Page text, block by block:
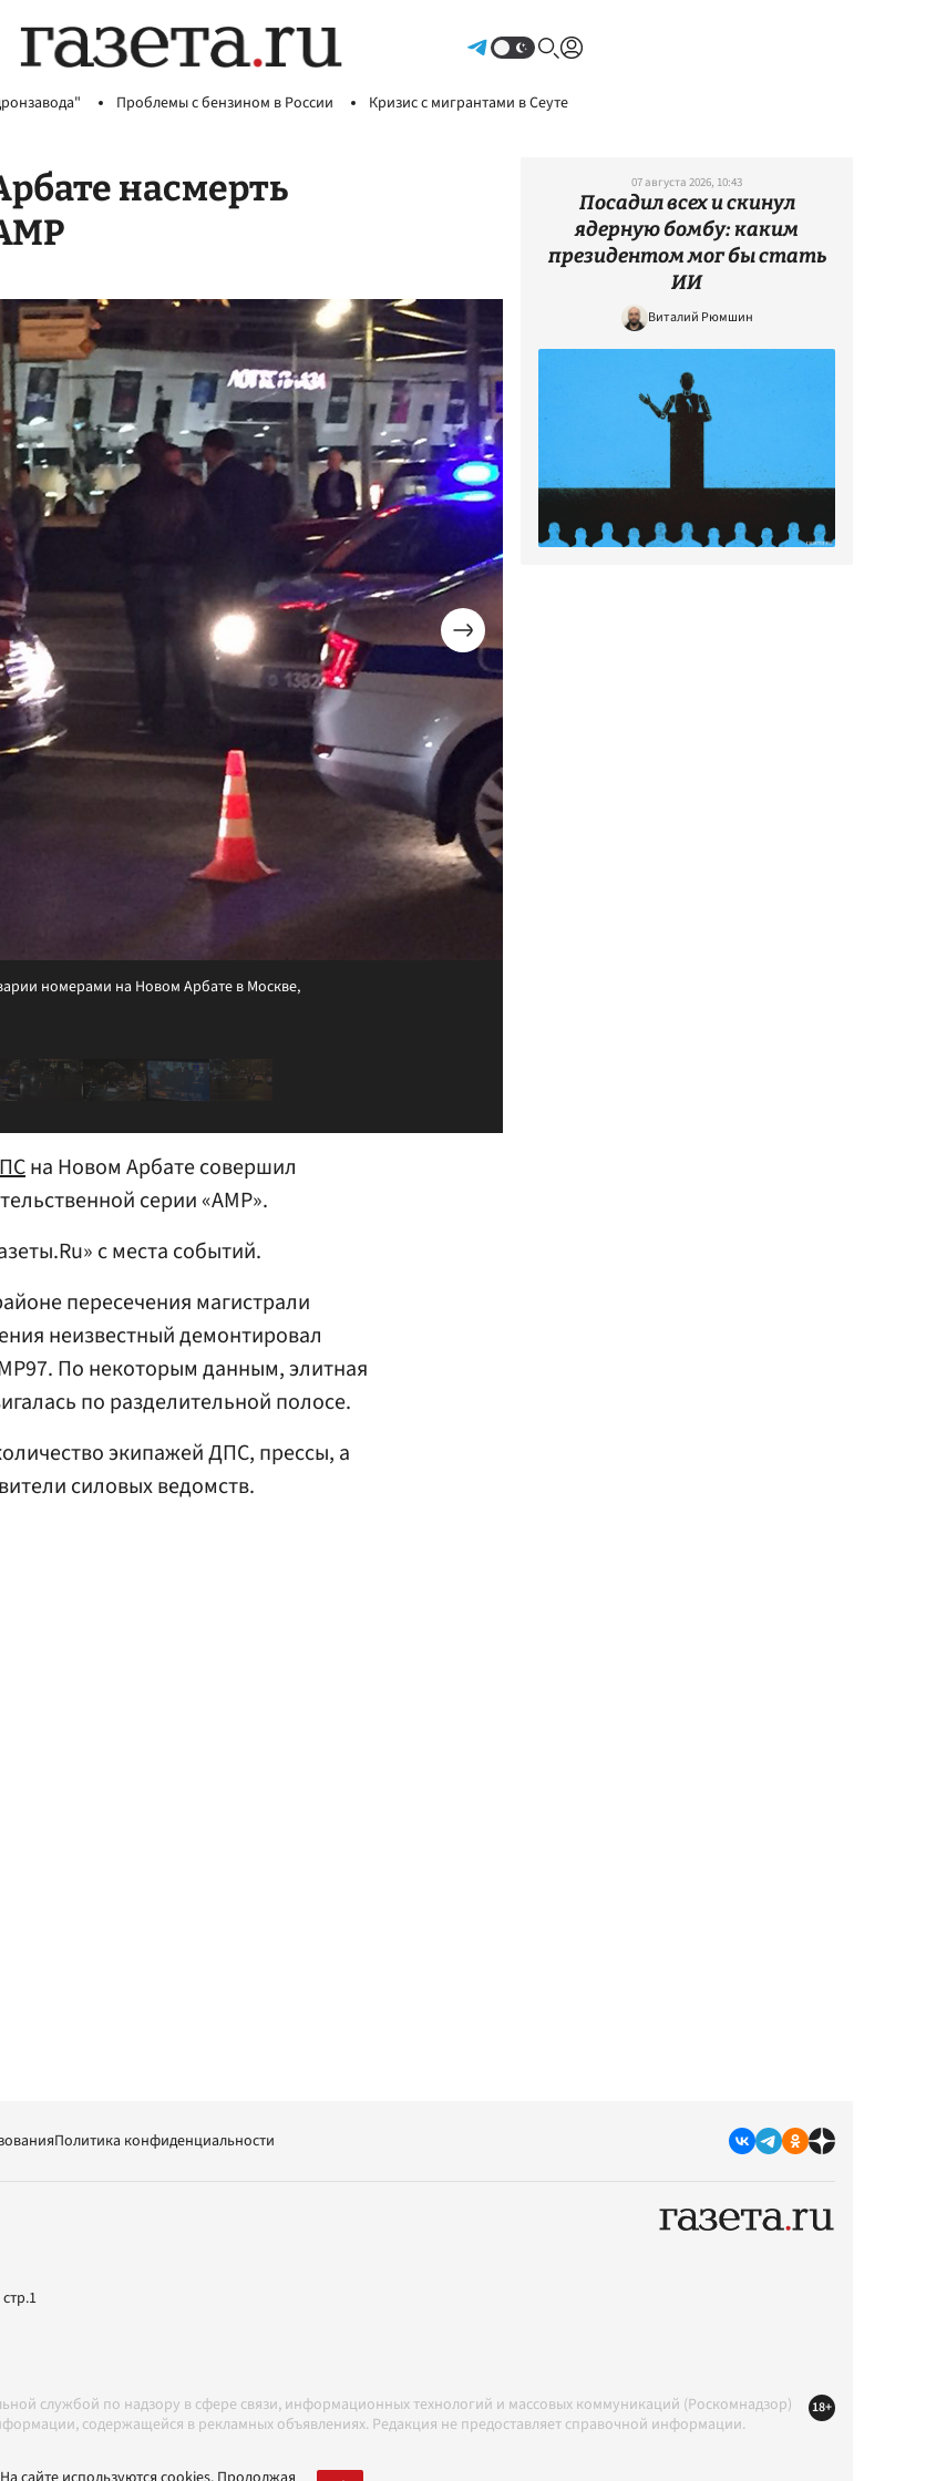
Проблемы с бензином в России Кризис с мигрантами в Сеуте
насмерть
номерами на Новом Арбате в Москве,
на Новом Арбате совершил
серии «АМР».
с места событий.
пересечения магистрали
неизвестный демонтировал
По некоторым данным, элитная
по разделительной полосе.
экипажей ДПС, прессы, а
силовых ведомств.
07 августа 2026, 10:43
Посадил всех и скинул
ядерную бомбу: каким
президентом мог бы стать
ИИ
Виталий Рюмшин
Политика конфиденциальности
службой по надзору в сфере связи, информационных технологий и массовых коммуникаций (Роскомнадзор)
содержащейся в рекламных объявлениях. Редакция не предоставляет справочной информации.
в соответствии с Правилами
18+